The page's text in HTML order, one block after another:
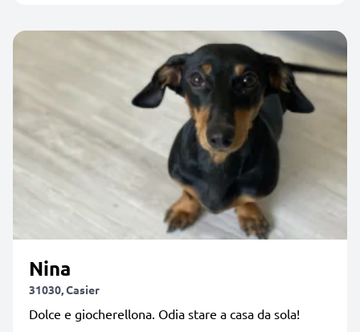
Nina
31030, Casier
Dolce e giocherellona. Odia stare a casa da sola!